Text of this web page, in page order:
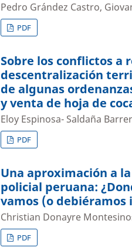
Pedro Grández Castro,
PDF
Sobre los conflictos a
descentralización
de algunas
y venta de hoja de
Eloy Espinosa- Saldaña
PDF
Una aproximación a
policial peruana:
vamos (o debiéramos
Christian Donayre
PDF